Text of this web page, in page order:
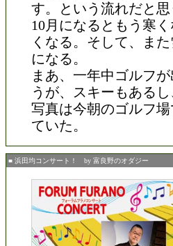
す。という流れだと思
10月になるともう寒
くなる。そして、ま
になる。
まあ、一年中ゴルフ
うが、スキーもあるし
写真は今朝のゴルフ
ていた。
■ 浜田均コンサート！ by 富良野のオダジー